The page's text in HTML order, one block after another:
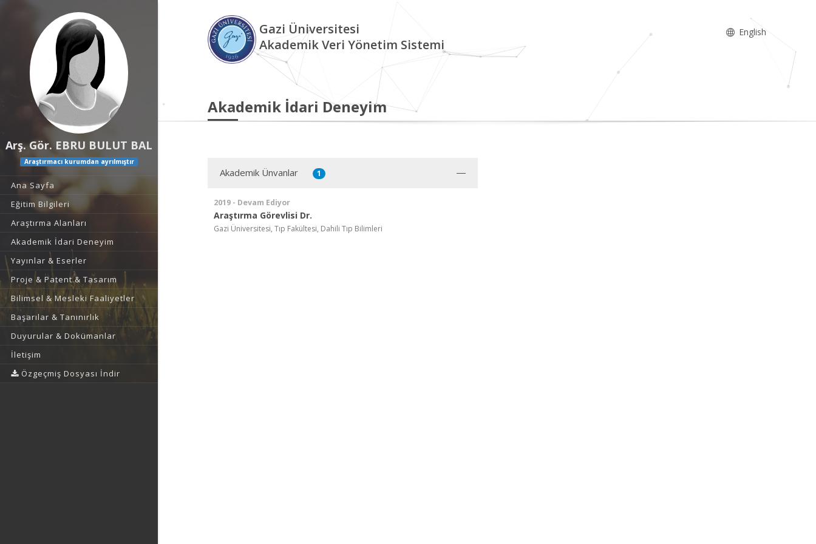
Arş. Gör. EBRU BULUT BAL
Araştırmacı kurumdan ayrılmıştır
Ana Sayfa
Eğitim Bilgileri
Araştırma Alanları
Akademik İdari Deneyim
Yayınlar & Eserler
Proje & Patent & Tasarım
Bilimsel & Mesleki Faaliyetler
Başarılar & Tanınırlık
Duyurular & Dokümanlar
İletişim
Özgeçmiş Dosyası İndir
Gazi Üniversitesi
Akademik Veri Yönetim Sistemi
English
Akademik İdari Deneyim
Akademik Ünvanlar 1
2019 - Devam Ediyor
Araştırma Görevlisi Dr.
Gazi Üniversitesi, Tıp Fakültesi, Dahili Tıp Bilimleri